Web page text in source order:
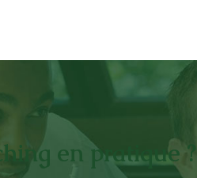
en pratique ?